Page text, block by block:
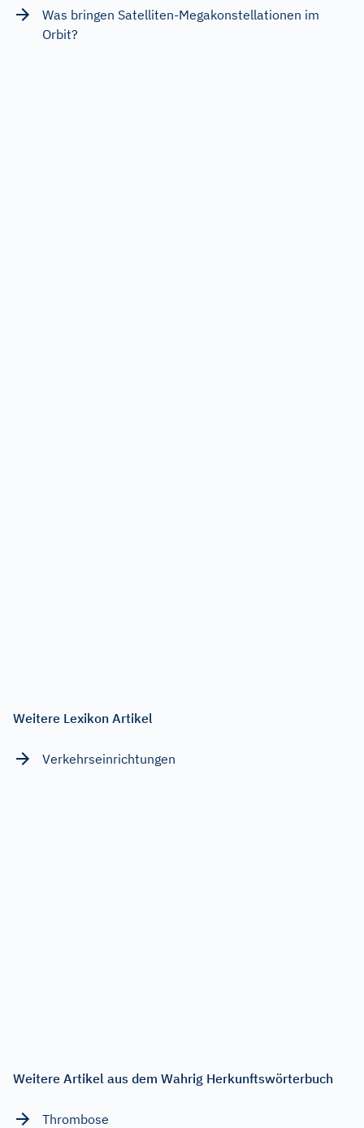
Was bringen Satelliten-Megakonstellationen im
Orbit?
Weitere Lexikon Artikel
Verkehrseinrichtungen
Weitere Artikel aus dem Wahrig Herkunftswörterbuch
Thrombose